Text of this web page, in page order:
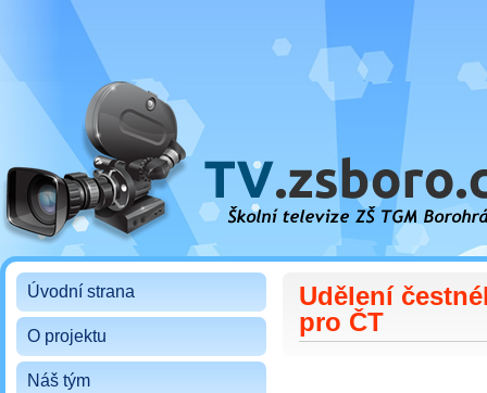
Školní televize ZŠ TGM Borohrádek
Udělení
pro ČT
Úvodní strana
O projektu
Náš tým